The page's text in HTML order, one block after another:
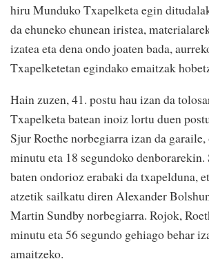
hiru Munduko Txapelketa egin
da ehuneko ehunean iristea,
izatea eta dena ondo joaten bada,
Txapelketetan egindako emaitzak
Hain zuzen, 41. postu hau izan da
Txapelketa batean inoiz lortu duen
Sjur Roethe norbegiarra izan da
minutu eta 18 segundoko
baten ondorioz erabaki da txapelduna,
atzetik sailkatu diren Alexander
Martin Sundby norbegiarra. Rojok,
minutu eta 56 segundo gehiago behar
amaitzeko.